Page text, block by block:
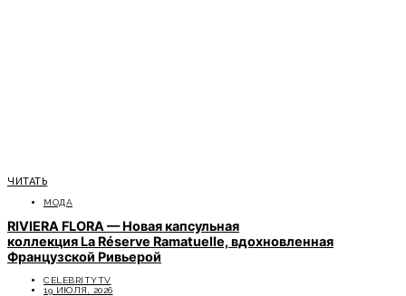
ЧИТАТЬ
МОДА
RIVIERA FLORA — Новая капсульная
коллекция La Réserve Ramatuelle, вдохновленная
Французской Ривьерой
CELEBRITYTV
19 ИЮЛЯ, 2026